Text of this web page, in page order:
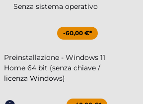
Senza sistema operativo
-60,00 €*
Preinstallazione - Windows 11
Home 64 bit (senza chiave /
licenza Windows)